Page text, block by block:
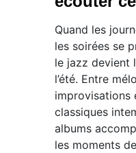
Quand les
les soirées se
le jazz devient
l’été. Entre
improvisations
classiques
albums
les moments